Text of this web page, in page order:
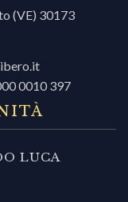
(VE) 30173
0010 397
LUCA